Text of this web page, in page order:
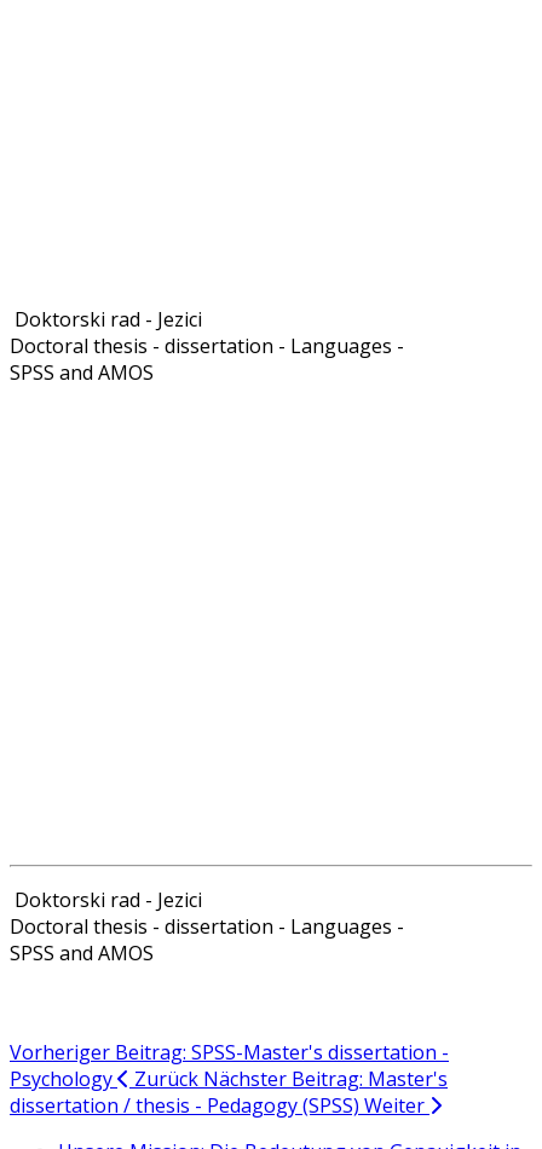
Doktorski rad - Jezici
Doctoral thesis - dissertation - Languages -
SPSS and AMOS
Doktorski rad - Jezici
Doctoral thesis - dissertation - Languages -
SPSS and AMOS
Vorheriger Beitrag: SPSS-Master's dissertation -
Psychology
Zurück Nächster Beitrag: Master's
dissertation / thesis - Pedagogy (SPSS) Weiter